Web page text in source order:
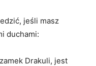
jeśli masz
duchami:
Drakuli, jest